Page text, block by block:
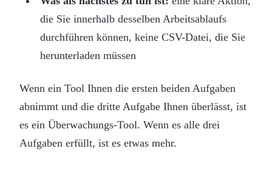
die Sie innerhalb desselben Arbeitsablaufs
durchführen können, keine CSV-Datei, die Sie
herunterladen müssen
Wenn ein Tool Ihnen die ersten beiden Aufgaben
abnimmt und die dritte Aufgabe Ihnen überlässt, ist
es ein Überwachungs-Tool. Wenn es alle drei
Aufgaben erfüllt, ist es etwas mehr.